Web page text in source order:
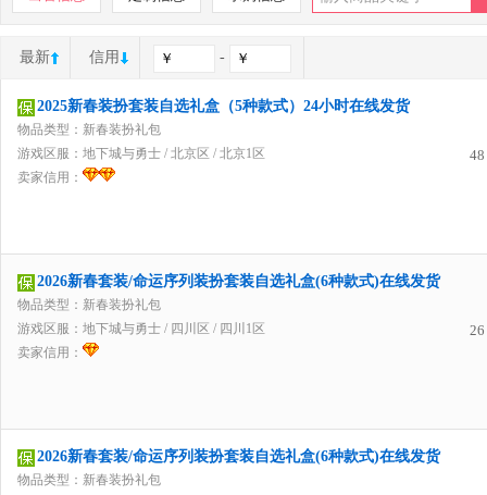
最新 信用 -
2025新春装扮套装自选礼盒（5种款式）24小时在线发货
物品类型：新春装扮礼包
游戏区服： 地下城与勇士 / 北京区 / 北京1区
卖家信用：
48
2026新春套装/命运序列装扮套装自选礼盒(6种款式)在线发货
物品类型：新春装扮礼包
游戏区服： 地下城与勇士 / 四川区 / 四川1区
卖家信用：
26
2026新春套装/命运序列装扮套装自选礼盒(6种款式)在线发货
物品类型：新春装扮礼包